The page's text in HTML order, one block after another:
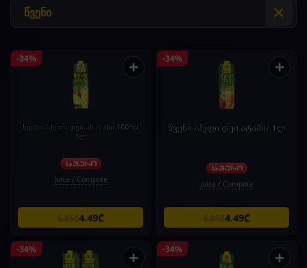
×
-34% +
წვენი /ჰეფი დეი ანანასი 100%/
1ლ
Juice / Compote
6.85₾4.49₾
-34% +
წვენი /ჰეფი დეი ატამი/ 1ლ
Juice / Compote
6.85₾4.49₾
-34% + -34% +